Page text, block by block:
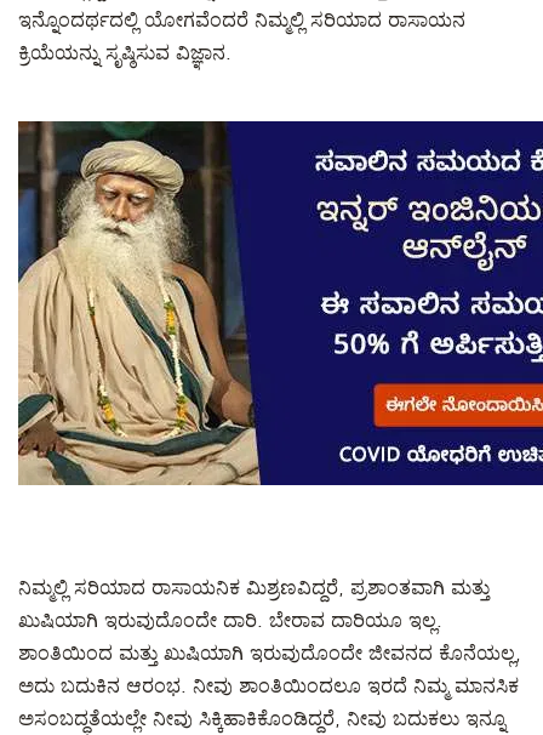
ಇನ್ನೊಂದರ್ಥದಲ್ಲಿ ಯೋಗವೆಂದರೆ ನಿಮ್ಮಲ್ಲಿ ಸರಿಯಾದ ರಾಸಾಯನ
ಕ್ರಿಯೆಯನ್ನು ಸೃಷ್ಠಿಸುವ ವಿಜ್ಞಾನ.
ನಿಮ್ಮಲ್ಲಿ ಸರಿಯಾದ ರಾಸಾಯನಿಕ ಮಿಶ್ರಣವಿದ್ದರೆ, ಪ್ರಶಾಂತವಾಗಿ ಮತ್ತು
ಖುಷಿಯಾಗಿ ಇರುವುದೊಂದೇ ದಾರಿ. ಬೇರಾವ ದಾರಿಯೂ ಇಲ್ಲ.
ಶಾಂತಿಯಿಂದ ಮತ್ತು ಖುಷಿಯಾಗಿ ಇರುವುದೊಂದೇ ಜೀವನದ ಕೊನೆಯಲ್ಲ,
ಅದು ಬದುಕಿನ ಆರಂಭ. ನೀವು ಶಾಂತಿಯಿಂದಲೂ ಇರದೆ ನಿಮ್ಮ ಮಾನಸಿಕ
ಅಸಂಬದ್ಧತೆಯಲ್ಲೇ ನೀವು ಸಿಕ್ಕಿಹಾಕಿಕೊಂಡಿದ್ದರೆ, ನೀವು ಬದುಕಲು ಇನ್ನೂ